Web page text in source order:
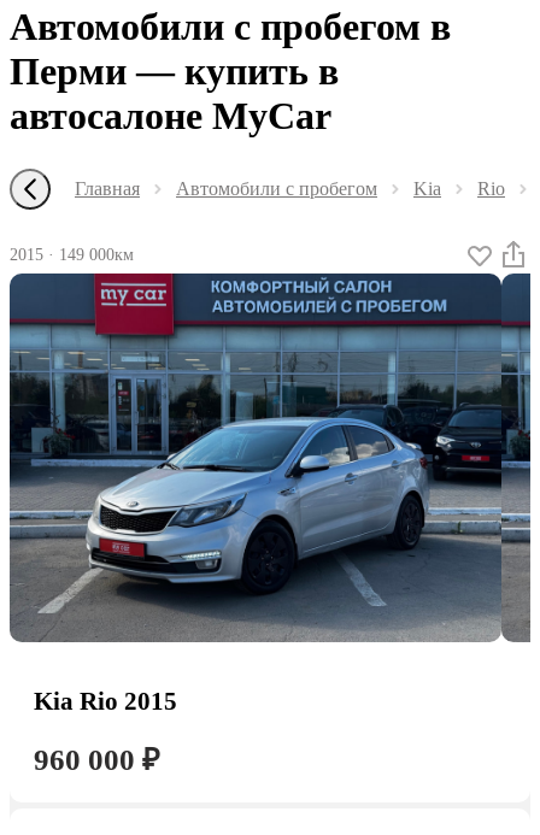
Автомобили с пробегом в
Перми — купить в
автосалоне MyCar
Главная Автомобили с пробегом Kia Rio
2015 · 149 000км
Kia Rio 2015
960 000 ₽